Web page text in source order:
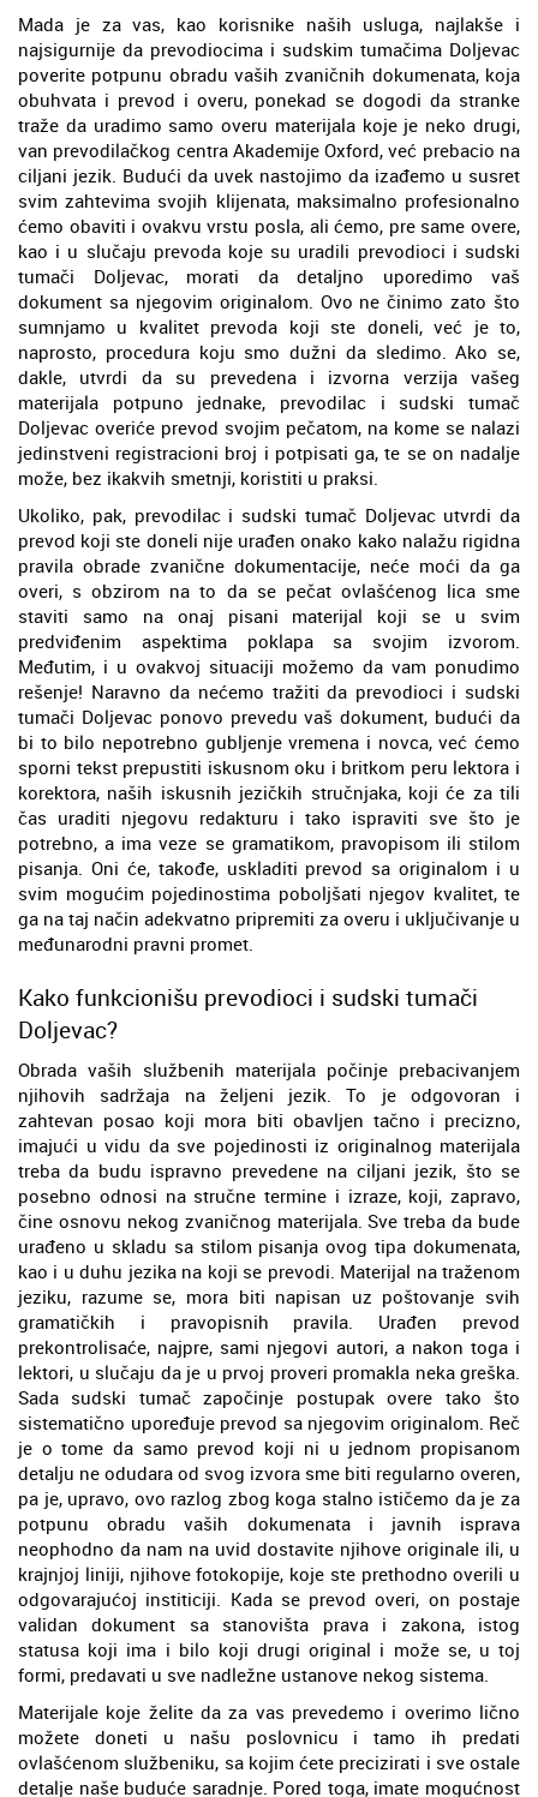
Mada je za vas, kao korisnike naših usluga, najlakše i
najsigurnije da prevodiocima i sudskim tumačima Doljevac
poverite potpunu obradu vaših zvaničnih dokumenata, koja
obuhvata i prevod i overu, ponekad se dogodi da stranke
traže da uradimo samo overu materijala koje je neko drugi,
van prevodilačkog centra Akademije Oxford, već prebacio na
ciljani jezik. Budući da uvek nastojimo da izađemo u susret
svim zahtevima svojih klijenata, maksimalno profesionalno
ćemo obaviti i ovakvu vrstu posla, ali ćemo, pre same overe,
kao i u slučaju prevoda koje su uradili prevodioci i sudski
tumači Doljevac, morati da detaljno uporedimo vaš
dokument sa njegovim originalom. Ovo ne činimo zato što
sumnjamo u kvalitet prevoda koji ste doneli, već je to,
naprosto, procedura koju smo dužni da sledimo. Ako se,
dakle, utvrdi da su prevedena i izvorna verzija vašeg
materijala potpuno jednake, prevodilac i sudski tumač
Doljevac overiće prevod svojim pečatom, na kome se nalazi
jedinstveni registracioni broj i potpisati ga, te se on nadalje
može, bez ikakvih smetnji, koristiti u praksi.
Ukoliko, pak, prevodilac i sudski tumač Doljevac utvrdi da
prevod koji ste doneli nije urađen onako kako nalažu rigidna
pravila obrade zvanične dokumentacije, neće moći da ga
overi, s obzirom na to da se pečat ovlašćenog lica sme
staviti samo na onaj pisani materijal koji se u svim
predviđenim aspektima poklapa sa svojim izvorom.
Međutim, i u ovakvoj situaciji možemo da vam ponudimo
rešenje! Naravno da nećemo tražiti da prevodioci i sudski
tumači Doljevac ponovo prevedu vaš dokument, budući da
bi to bilo nepotrebno gubljenje vremena i novca, već ćemo
sporni tekst prepustiti iskusnom oku i britkom peru lektora i
korektora, naših iskusnih jezičkih stručnjaka, koji će za tili
čas uraditi njegovu redakturu i tako ispraviti sve što je
potrebno, a ima veze se gramatikom, pravopisom ili stilom
pisanja. Oni će, takođe, uskladiti prevod sa originalom i u
svim mogućim pojedinostima poboljšati njegov kvalitet, te
ga na taj način adekvatno pripremiti za overu i uključivanje u
međunarodni pravni promet.
Kako funkcionišu prevodioci i sudski tumači
Doljevac?
Obrada vaših službenih materijala počinje prebacivanjem
njihovih sadržaja na željeni jezik. To je odgovoran i
zahtevan posao koji mora biti obavljen tačno i precizno,
imajući u vidu da sve pojedinosti iz originalnog materijala
treba da budu ispravno prevedene na ciljani jezik, što se
posebno odnosi na stručne termine i izraze, koji, zapravo,
čine osnovu nekog zvaničnog materijala. Sve treba da bude
urađeno u skladu sa stilom pisanja ovog tipa dokumenata,
kao i u duhu jezika na koji se prevodi. Materijal na traženom
jeziku, razume se, mora biti napisan uz poštovanje svih
gramatičkih i pravopisnih pravila. Urađen prevod
prekontrolisaće, najpre, sami njegovi autori, a nakon toga i
lektori, u slučaju da je u prvoj proveri promakla neka greška.
Sada sudski tumač započinje postupak overe tako što
sistematično upoređuje prevod sa njegovim originalom. Reč
je o tome da samo prevod koji ni u jednom propisanom
detalju ne odudara od svog izvora sme biti regularno overen,
pa je, upravo, ovo razlog zbog koga stalno ističemo da je za
potpunu obradu vaših dokumenata i javnih isprava
neophodno da nam na uvid dostavite njihove originale ili, u
krajnjoj liniji, njihove fotokopije, koje ste prethodno overili u
odgovarajućoj institiciji. Kada se prevod overi, on postaje
validan dokument sa stanovišta prava i zakona, istog
statusa koji ima i bilo koji drugi original i može se, u toj
formi, predavati u sve nadležne ustanove nekog sistema.
Materijale koje želite da za vas prevedemo i overimo lično
možete doneti u našu poslovnicu i tamo ih predati
ovlašćenom službeniku, sa kojim ćete precizirati i sve ostale
detalje naše buduće saradnje. Pored toga, imate mogućnost